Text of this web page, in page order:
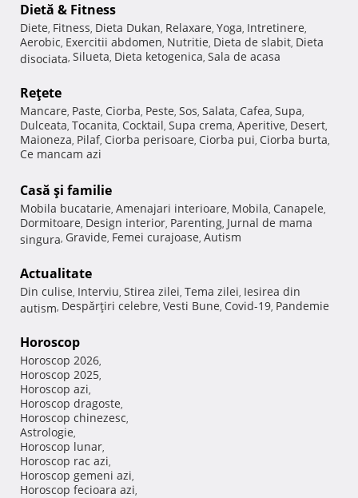
Dietă & Fitness
Diete, Fitness, Dieta Dukan, Relaxare, Yoga, Intretinere,
Aerobic, Exercitii abdomen, Nutritie, Dieta de slabit, Dieta
disociata, Silueta, Dieta ketogenica, Sala de acasa
Reţete
Mancare, Paste, Ciorba, Peste, Sos, Salata, Cafea, Supa,
Dulceata, Tocanita, Cocktail, Supa crema, Aperitive, Desert,
Maioneza, Pilaf, Ciorba perisoare, Ciorba pui, Ciorba burta,
Ce mancam azi
Casă şi familie
Mobila bucatarie, Amenajari interioare, Mobila, Canapele,
Dormitoare, Design interior, Parenting, Jurnal de mama
singura, Gravide, Femei curajoase, Autism
Actualitate
Din culise, Interviu, Stirea zilei, Tema zilei, Iesirea din
autism, Despărţiri celebre, Vesti Bune, Covid-19, Pandemie
Horoscop
Horoscop 2026,
Horoscop 2025,
Horoscop azi,
Horoscop dragoste,
Horoscop chinezesc,
Astrologie,
Horoscop lunar,
Horoscop rac azi,
Horoscop gemeni azi,
Horoscop fecioara azi,